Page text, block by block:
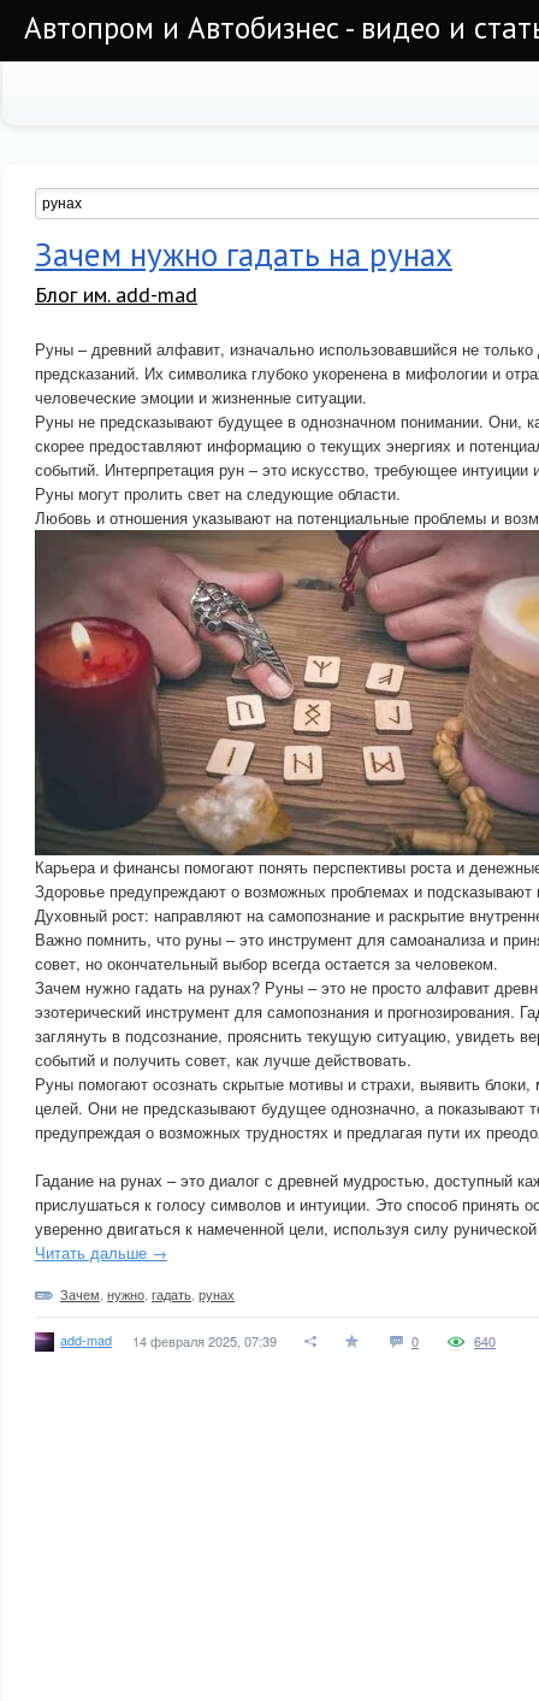
Автопром и Автобизнес - видео и
Зачем нужно гадать на рунах
Блог им. add-mad
Руны – древний алфавит, изначально использовавшийся не
предсказаний. Их символика глубоко укоренена в мифологии и
человеческие эмоции и жизненные ситуации.
Руны не предсказывают будущее в однозначном понимании. Они,
скорее предоставляют информацию о текущих энергиях и
событий. Интерпретация рун – это искусство, требующее интуиции
Руны могут пролить свет на следующие области.
Любовь и отношения указывают на потенциальные проблемы и
Карьера и финансы помогают понять перспективы роста и
Здоровье предупреждают о возможных проблемах и подсказывают
Духовный рост: направляют на самопознание и раскрытие
Важно помнить, что руны – это инструмент для самоанализа и
совет, но окончательный выбор всегда остается за человеком.
Зачем нужно гадать на рунах? Руны – это не просто алфавит
эзотерический инструмент для самопознания и прогнозирования.
заглянуть в подсознание, прояснить текущую ситуацию, увидеть
событий и получить совет, как лучше действовать.
Руны помогают осознать скрытые мотивы и страхи, выявить
целей. Они не предсказывают будущее однозначно, а показывают
предупреждая о возможных трудностях и предлагая пути их
Гадание на рунах – это диалог с древней мудростью, доступный
прислушаться к голосу символов и интуиции. Это способ принять
уверенно двигаться к намеченной цели, используя силу
Читать дальше →
Зачем нужно гадать рунах
add-mad 14 февраля 2025, 07:39 0 640